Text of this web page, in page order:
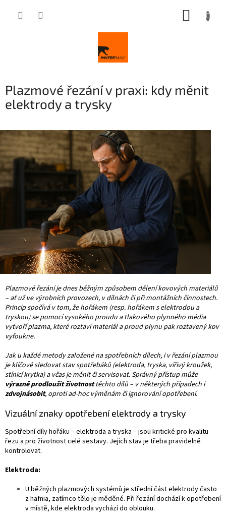
Plazmové řezání v praxi: kdy měnit
elektrody a trysky
Plazmové řezání je dnes běžným způsobem dělení kovových materiálů
– ať už ve výrobních provozech, v dílnách či při montážních činnostech.
Princip spočívá v tom, že hořákem (resp. hořákem s elektrodou a
tryskou) se pomocí vysokého proudu a tlakového plynného média
vytvoří plazma, které roztaví materiál a proud plynu pak roztavený kov
vyfoukne.
Jak u každé metody založené na spotřebních dílech, i v řezání plazmou
je klíčové sledovat stav spotřebáků (elektroda, tryska, vířivý kroužek,
stínicí krytka) a včas je měnit či servisovat. Správný přístup může
výrazně prodloužit životnosttěchto dílů – v některých případech i
zdvojnásobit, oproti ad-hoc výměnám či ignorování opotřebení.
Vizuální znaky opotřebení elektrody a trysky
Spotřební díly hořáku – elektroda a tryska – jsou kritické pro kvalitu
řezu a pro životnost celé sestavy. Jejich stav je třeba pravidelně
kontrolovat.
Elektroda:
U běžných plazmových systémů je střední část elektrody často
z hafnia, zatímco tělo je měděné. Při řezání dochází k opotřebení
v místě, kde elektroda vychází do oblouku.